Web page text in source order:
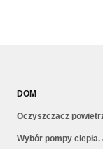
DOM
Oczyszczacz
Wybór pompy